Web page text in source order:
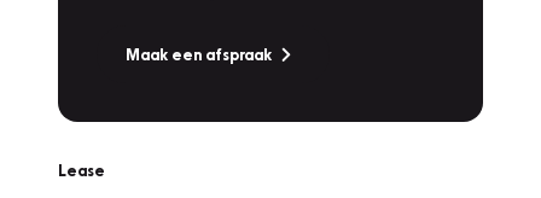
Maak een afspraak
Lease